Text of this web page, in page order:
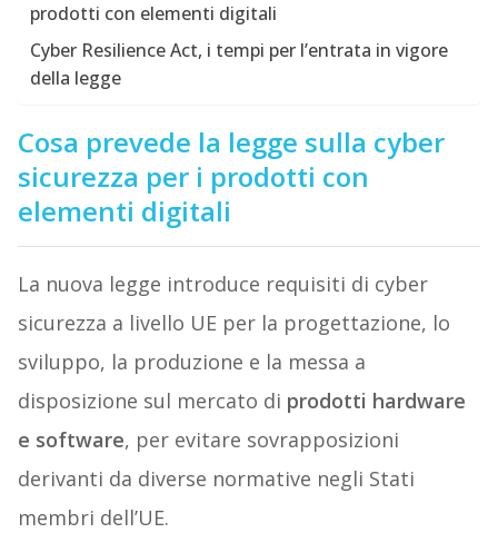
prodotti con elementi digitali
Cyber Resilience Act, i tempi per l’entrata in vigore
della legge
Cosa prevede la legge sulla cyber
sicurezza per i prodotti con
elementi digitali
La nuova legge introduce requisiti di cyber
sicurezza a livello UE per la progettazione, lo
sviluppo, la produzione e la messa a
disposizione sul mercato di prodotti hardware
e software, per evitare sovrapposizioni
derivanti da diverse normative negli Stati
membri dell’UE.